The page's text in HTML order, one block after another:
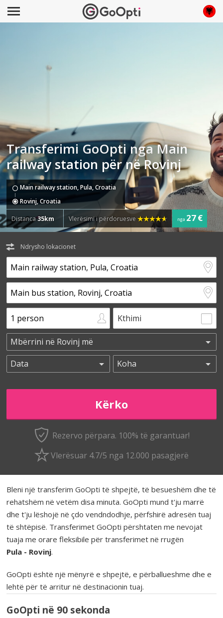
Transferimi GoOpti nga Main
railway station për në Rovinj
Main railway station, Pula, Croatia
Rovinj, Croatia
Distanca35km Vlerësimi i përdoruesve nga 27 €
Ndrysho lokacionet
Kthimi
Rezervo përpara. 100% të garantuar!
Vlerësuar 4.7/5 nga 12.000 pasagjerë
Bleni një transferim GoOpti të shpejtë, të besueshëm dhe të
rehatshëm në vetëm disa minuta. GoOpti mund t'ju marrë
dhe t'ju lëshojë në çdo vendndodhje, përfshirë adresën tuaj
të shtëpisë. Transferimet GoOpti përshtaten me nevojat
tuaja me orare fleksibile për transferimet në rrugën
Pula - Rovinj.
GoOpti është një mënyrë e shpejtë, e përballueshme dhe e
lehtë për të arritur në destinacionin tuaj.
GoOpti në 90 sekonda